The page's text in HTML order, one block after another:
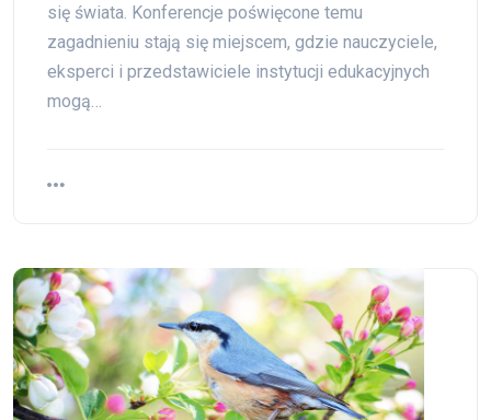
się świata. Konferencje poświęcone temu
zagadnieniu stają się miejscem, gdzie nauczyciele,
eksperci i przedstawiciele instytucji edukacyjnych
mogą…